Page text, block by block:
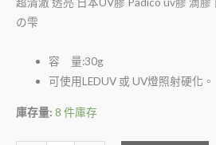
の雫
容 量:30g
可使用LEDUV 或 UV燈照射硬化。
庫存量: 8 件庫存